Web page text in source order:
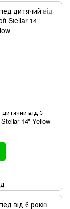
від 3
14" Yellow